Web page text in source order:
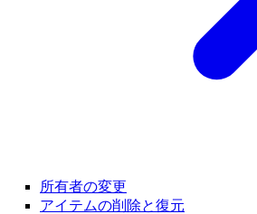
所有者の変更
アイテムの削除と復元